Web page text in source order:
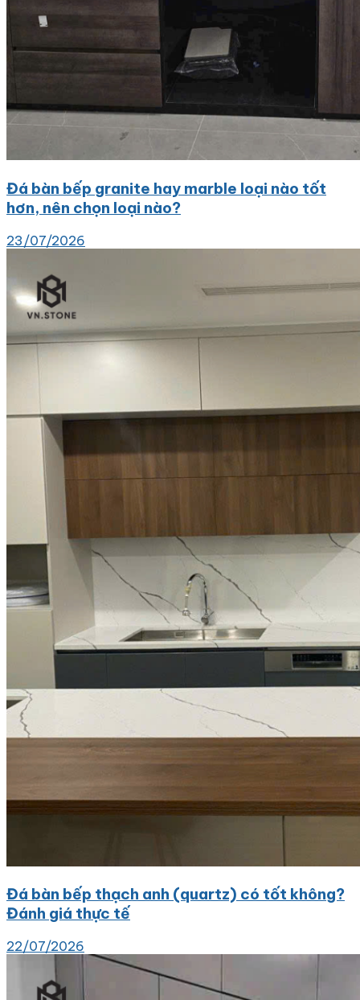
Đá bàn bếp granite hay marble loại nào tốt
hơn, nên chọn loại nào?
23/07/2026
Đá bàn bếp thạch anh (quartz) có tốt không?
Đánh giá thực tế
22/07/2026